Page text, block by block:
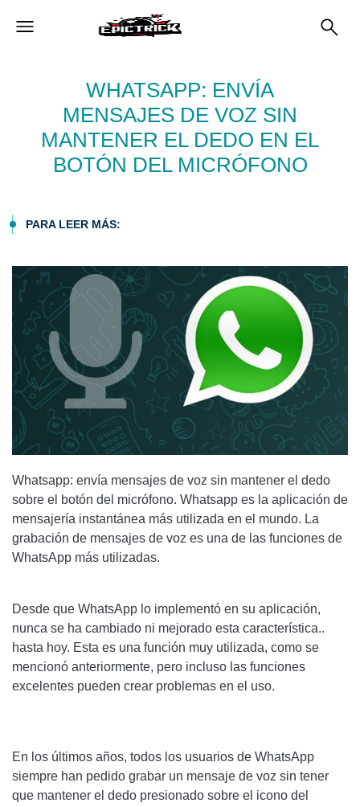
WHATSAPP: ENVÍA
MENSAJES DE VOZ SIN
MANTENER EL DEDO EN EL
BOTÓN DEL MICRÓFONO
PARA LEER MÁS:
Whatsapp: envía mensajes de voz sin mantener el dedo
sobre el botón del micrófono. Whatsapp es la aplicación de
mensajería instantánea más utilizada en el mundo. La
grabación de mensajes de voz es una de las funciones de
WhatsApp más utilizadas.
Desde que WhatsApp lo implementó en su aplicación,
nunca se ha cambiado ni mejorado esta característica..
hasta hoy. Esta es una función muy utilizada, como se
mencionó anteriormente, pero incluso las funciones
excelentes pueden crear problemas en el uso.
En los últimos años, todos los usuarios de WhatsApp
siempre han pedido grabar un mensaje de voz sin tener
que mantener el dedo presionado sobre el icono del